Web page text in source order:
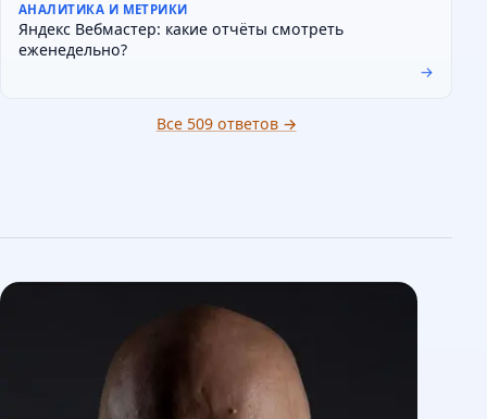
АНАЛИТИКА И МЕТРИКИ
Яндекс Вебмастер: какие отчёты смотреть
еженедельно?
→
Все 509 ответов →